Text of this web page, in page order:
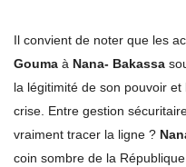
Il convient de noter que les
Gouma à Nana- Bakassa
la légitimité de son pouvoir
crise. Entre gestion
vraiment tracer la ligne ?
coin sombre de la